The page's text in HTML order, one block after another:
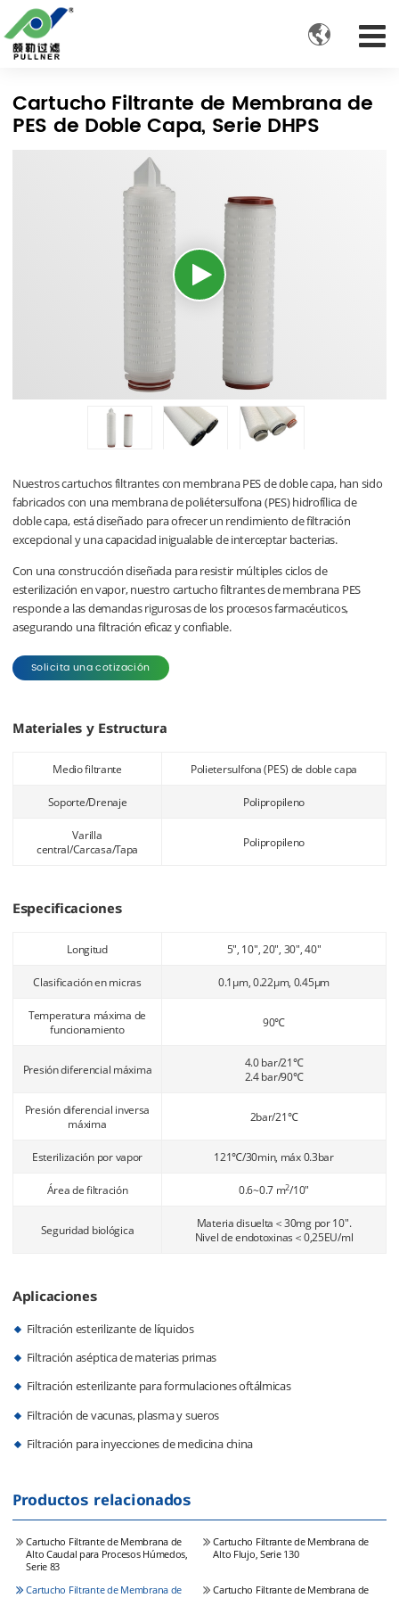

Cartucho Filtrante de Membrana de
PES de Doble Capa, Serie DHPS
Nuestros cartuchos filtrantes con membrana PES de doble capa, han sido
fabricados con una membrana de poliétersulfona (PES) hidrofílica de
doble capa, está diseñado para ofrecer un rendimiento de filtración
excepcional y una capacidad inigualable de interceptar bacterias.
Con una construcción diseñada para resistir múltiples ciclos de
esterilización en vapor, nuestro cartucho filtrantes de membrana PES
responde a las demandas rigurosas de los procesos farmacéuticos,
asegurando una filtración eficaz y confiable.
Solicita una cotización
Materiales y Estructura
Medio filtrante Polietersulfona (PES) de doble capa
Soporte/Drenaje Polipropileno
Varilla
central/Carcasa/Tapa
Polipropileno
Especificaciones
Longitud 5", 10", 20", 30", 40"
Clasificación en micras 0.1μm, 0.22μm, 0.45μm
Temperatura máxima de
funcionamiento
90℃
Presión diferencial máxima
4.0 bar/21℃
2.4 bar/90℃
Presión diferencial inversa
máxima
2bar/21℃
Esterilización por vapor 121℃/30min, máx 0.3bar
Área de filtración 0.6~0.7 m2/10"
Seguridad biológica
Materia disuelta＜30mg por 10".
Nivel de endotoxinas＜0,25EU/ml
Aplicaciones
Filtración esterilizante de líquidos
Filtración aséptica de materias primas
Filtración esterilizante para formulaciones oftálmicas
Filtración de vacunas, plasma y sueros
Filtración para inyecciones de medicina china
Productos relacionados
Cartucho Filtrante de Membrana de
Alto Caudal para Procesos Húmedos,
Serie 83
Cartucho Filtrante de Membrana de
Alto Flujo, Serie 130
Cartucho Filtrante de Membrana de
Cartucho Filtrante de Membrana de